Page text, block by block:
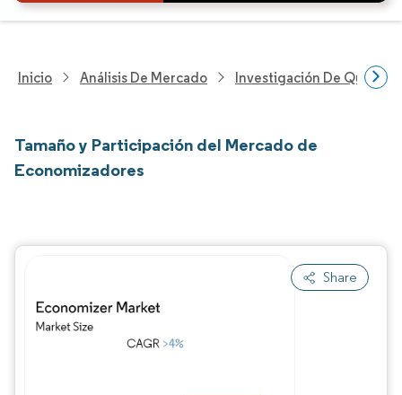
Inicio Análisis De Mercado Investigación De
Tamaño y Participación del Mercado de
Economizadores
Share